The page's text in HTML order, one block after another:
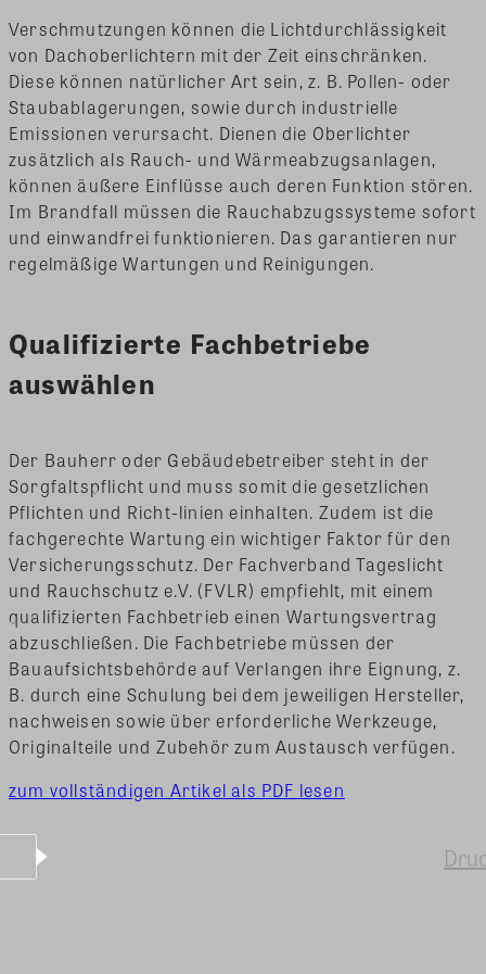
Verschmutzungen können die Lichtdurchlässigkeit
von Dachoberlichtern mit der Zeit einschränken.
Diese können natürlicher Art sein, z. B. Pollen- oder
Staubablagerungen, sowie durch industrielle
Emissionen verursacht. Dienen die Oberlichter
zusätzlich als Rauch- und Wärmeabzugsanlagen,
können äußere Einflüsse auch deren Funktion stören.
Im Brandfall müssen die Rauchabzugssysteme sofort
und einwandfrei funktionieren. Das garantieren nur
regelmäßige Wartungen und Reinigungen.
Qualifizierte Fachbetriebe
auswählen
Der Bauherr oder Gebäudebetreiber steht in der
Sorgfaltspflicht und muss somit die gesetzlichen
Pflichten und Richt-linien einhalten. Zudem ist die
fachgerechte Wartung ein wichtiger Faktor für den
Versicherungsschutz. Der Fachverband Tageslicht
und Rauchschutz e.V. (FVLR) empfiehlt, mit einem
qualifizierten Fachbetrieb einen Wartungsvertrag
abzuschließen. Die Fachbetriebe müssen der
Bauaufsichtsbehörde auf Verlangen ihre Eignung, z.
B. durch eine Schulung bei dem jeweiligen Hersteller,
nachweisen sowie über erforderliche Werkzeuge,
Originalteile und Zubehör zum Austausch verfügen.
zum vollständigen Artikel als PDF lesen